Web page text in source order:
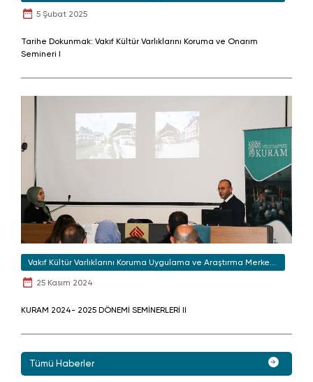
(KURAM)
5 Şubat 2025
Tarihe Dokunmak: Vakıf Kültür Varlıklarını Koruma ve Onarım
Semineri I
Vakıf Kültür Varlıklarını Koruma Uygulama ve Araştırma Merkezi
(KURAM)
25 Kasım 2024
KURAM 2024- 2025 DÖNEMİ SEMİNERLERİ II
Tümü Haberler